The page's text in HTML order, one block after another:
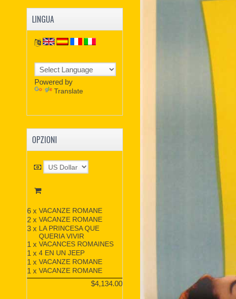
LINGUA
Powered by
Translate
OPZIONI
6 x VACANZE ROMANE
2 x VACANZE ROMANE
3 x LA PRINCESA QUE
QUERIA VIVIR
1 x VACANCES ROMAINES
1 x 4 EN UN JEEP
1 x VACANZE ROMANE
1 x VACANZE ROMANE
$4,134.00